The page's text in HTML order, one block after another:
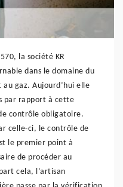
la société KR
dans le domaine du
gaz. Aujourd’hui elle
par rapport à cette
contrôle obligatoire.
celle-ci, le contrôle de
le premier point à
de procéder au
cela, l’artisan